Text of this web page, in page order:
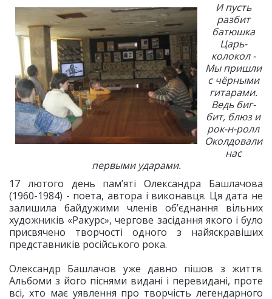
И пусть
разбит
батюшка
Царь-
колокол -
Мы пришли
с чёрными
гитарами.
Ведь биг-
бит, блюз и
рок-н-ролл
Околдовали
нас
первыми ударами.
17 лютого день пам’яті Олександра Башлачова
(1960-1984) - поета, автора і виконавця. Ця дата не
залишила байдужими членів об’єднання вільних
художників «Ракурс», чергове засідання якого і було
присвячено творчості одного з найяскравіших
представників російського рока.
Олександр Башлачов уже давно пішов з життя.
Альбоми з його піснями видані і перевидані, проте
всі, хто має уявлення про творчість легендарного